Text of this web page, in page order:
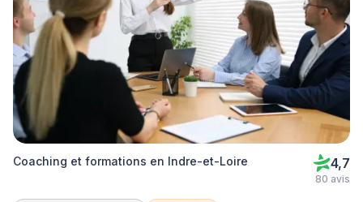
Coaching et formations en Indre-et-Loire 4,7
80 avis